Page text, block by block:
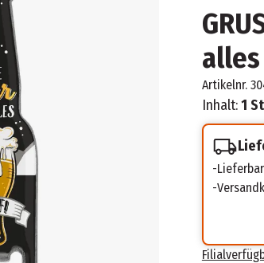
Artikelnr.
Inhalt:1